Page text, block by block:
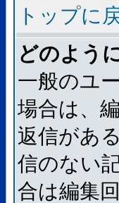
トップに
どのよう
一般のユ
場合は、
返信があ
信のない
合は編集